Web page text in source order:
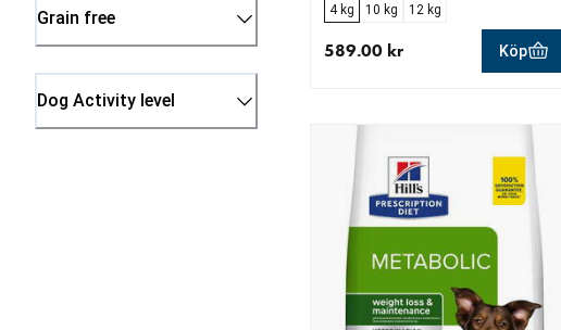
Grain free
Dog Activity level
4 kg 10 kg 12 kg
589.00 kr Köp